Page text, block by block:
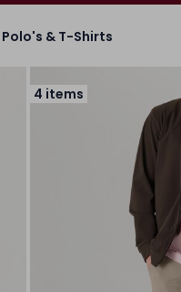
Polo's & T-Shirts
4 items